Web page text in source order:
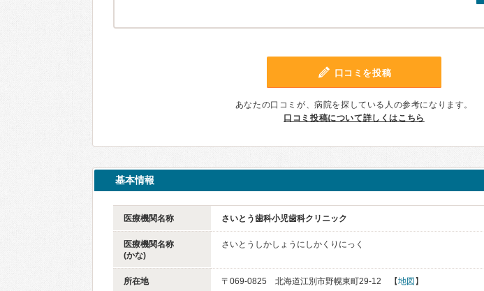
口コミを投稿
あなたの口コミが、病院を探している人の参考になります。
口コミ投稿について詳しくはこちら
基本情報
医療機関名称 さいとう歯科小児歯科クリニック
医療機関名称
(かな)
さいとうしかしょうにしかくりにっく
所在地 〒069-0825 北海道江別市野幌東町29-12 【地図 】